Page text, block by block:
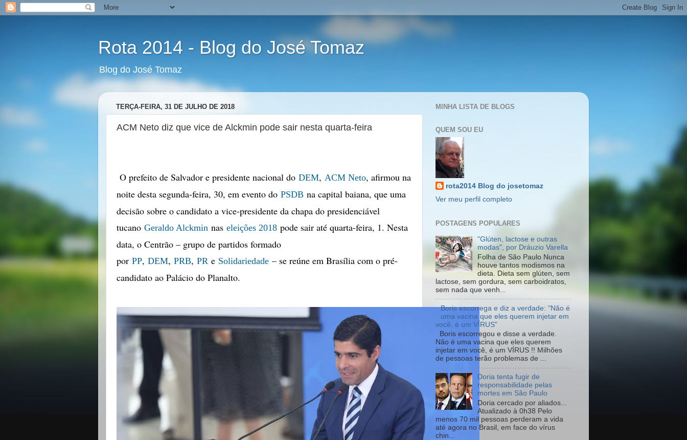
Rota 2014 - Blog do José Tomaz
Blog do José Tomaz
TERÇA-FEIRA, 31 DE JULHO DE 2018
ACM Neto diz que vice de Alckmin pode sair nesta quarta-feira
O prefeito de Salvador e presidente nacional do DEM, ACM Neto, afirmou na
noite desta segunda-feira, 30, em evento do PSDB na capital baiana, que uma
decisão sobre o candidato a vice-presidente da chapa do presidenciável
tucano Geraldo Alckmin nas eleições 2018 pode sair até quarta-feira, 1. Nesta
data, o Centrão – grupo de partidos formado
por PP, DEM, PRB, PR e Solidariedade – se reúne em Brasília com o pré-
candidato ao Palácio do Planalto.
MINHA LISTA DE BLOGS
QUEM SOU EU
rota2014 Blog do josetomaz
Ver meu perfil completo
POSTAGENS POPULARES
"Glúten, lactose e outras
modas", por Dráuzio Varella
Folha de São Paulo Nunca
houve tantos modismos na
dieta. Dieta sem glúten, sem
lactose, sem gordura, sem carboidratos,
sem nada que venh...
Boris escorrega e diz a verdade: "Não é
uma vacina que eles querem injetar em
você, é um VÍRUS"
Boris escorregou e disse a verdade.
Não é uma vacina que eles querem
injetar em você, é um VÍRUS !! Milhões
de pessoas terão problemas de ...
Doria tenta fugir de
responsabilidade pelas
mortes em São Paulo
Doria cercado por aliados...
Atualizado à 0h38 Pelo
menos 70 mil pessoas perderam a vida
até agora no Brasil, em face do vírus
chin...